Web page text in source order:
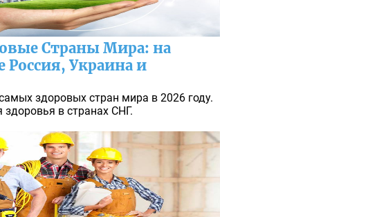
Страны Мира: на
Россия, Украина и
здоровых стран мира в 2026 году.
здоровья в странах СНГ.